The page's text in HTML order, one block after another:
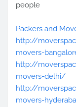
people
Packers and
http://
movers-
http://
movers-delhi/
http://
movers-